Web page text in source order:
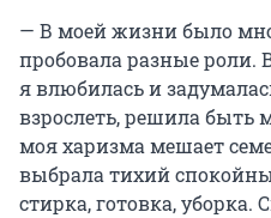
— В моей жизни было
пробовала разные роли.
я влюбилась и
взрослеть, решила быть
моя харизма мешает
выбрала тихий
стирка, готовка, уборка.